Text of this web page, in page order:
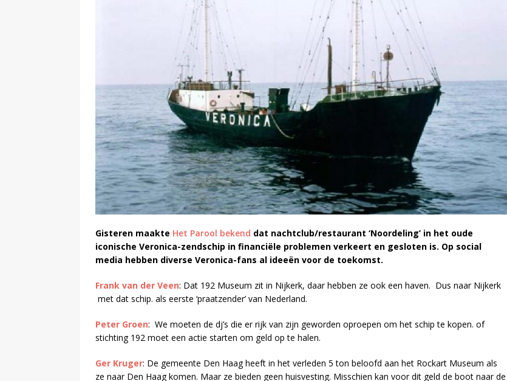
Gisteren maakte Het Parool bekend dat nachtclub/restaurant ‘Noordeling’ in het oude
iconische Veronica-zendschip in financiële problemen verkeert en gesloten is. Op social
media hebben diverse Veronica-fans al ideeën voor de toekomst.
Frank van der Veen: Dat 192 Museum zit in Nijkerk, daar hebben ze ook een haven. Dus naar Nijkerk
met dat schip. als eerste ‘praatzender’ van Nederland.
Peter Groen: We moeten de dj’s die er rijk van zijn geworden oproepen om het schip te kopen. of
stichting 192 moet een actie starten om geld op te halen.
Ger Kruger: De gemeente Den Haag heeft in het verleden 5 ton beloofd aan het Rockart Museum als
ze naar Den Haag komen. Maar ze bieden geen huisvesting. Misschien kan voor dit geld de boot naar de